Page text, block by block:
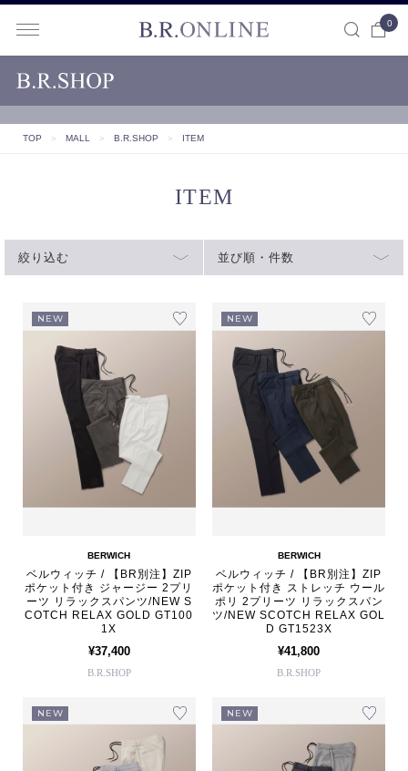
0
TOP ＞ MALL ＞ B.R.SHOP ＞ ITEM
ITEM
絞り込む 並び順・件数
NEW
BERWICH
ベルウィッチ / 【BR別注】ZIP
ポケット付き ジャージー 2プリ
ーツ リラックスパンツ/NEW S
COTCH RELAX GOLD GT100
1X
¥37,400
B.R.SHOP
NEW
BERWICH
ベルウィッチ / 【BR別注】ZIP
ポケット付き ストレッチ ウール
ポリ 2プリーツ リラックスパン
ツ/NEW SCOTCH RELAX GOL
D GT1523X
¥41,800
B.R.SHOP
NEW NEW